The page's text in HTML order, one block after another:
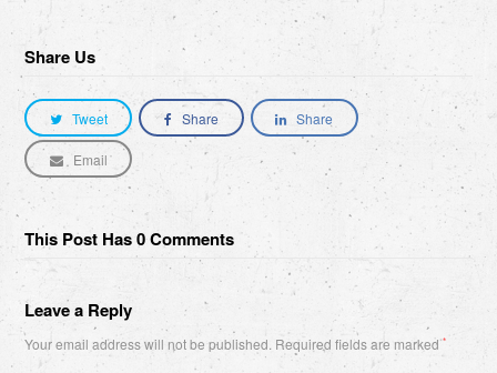
Share Us
Tweet Share Share
Email
This Post Has 0 Comments
Leave a Reply
Your email address will not be published. Required fields are marked*